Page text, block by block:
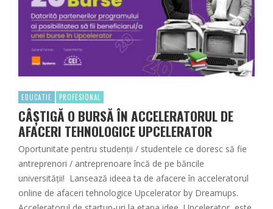
EDUCATIE PROFESIONAL
CÂȘTIGĂ O BURSĂ ÎN ACCELERATORUL DE
AFACERI TEHNOLOGICE UPCELERATOR
Oportunitate pentru studenții / studentele ce doresc să fie
antreprenori / antreprenoare încă de pe băncile
universității! Lansează ideea ta de afacere în acceleratorul
online de afaceri tehnologice Upcelerator by Dreamups.